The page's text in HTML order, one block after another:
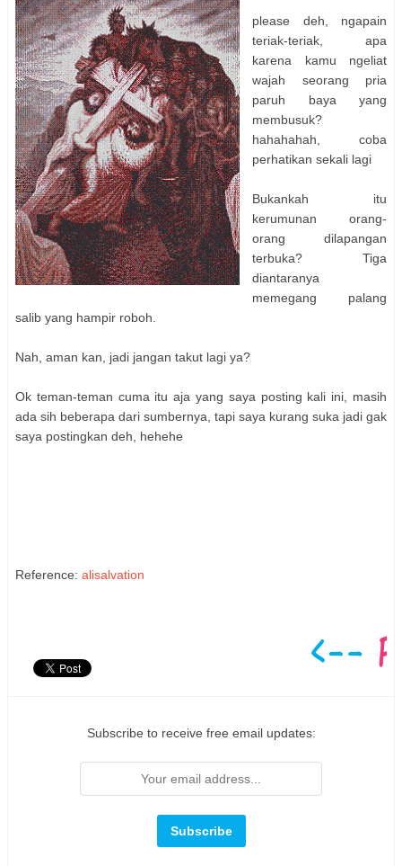
please deh, ngapain
teriak-teriak, apa
karena kamu ngeliat
wajah seorang pria
paruh baya yang
membusuk?
hahahahah, coba
perhatikan sekali lagi
Bukankah itu
kerumunan orang-
orang dilapangan
terbuka? Tiga
diantaranya
memegang palang
salib yang hampir roboh.
Nah, aman kan, jadi jangan takut lagi ya?
Ok teman-teman cuma itu aja yang saya posting kali ini, masih
ada sih beberapa dari sumbernya, tapi saya kurang suka jadi gak
saya postingkan deh, hehehe
Reference: alisalvation
Subscribe to receive free email updates: